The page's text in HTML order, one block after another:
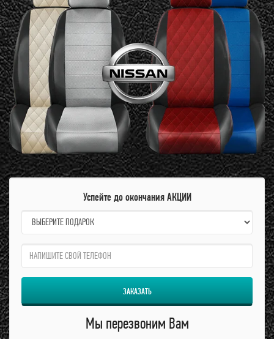
Успейте до окончания АКЦИИ
name:
qzw:
ЗАКАЗАТЬ
Мы перезвоним Вам